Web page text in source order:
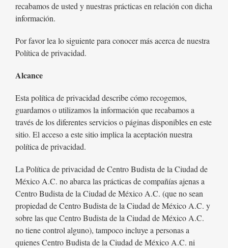
recabamos de usted y nuestras prácticas en relación con dicha
información.
Por favor lea lo siguiente para conocer más acerca de nuestra
Política de privacidad.
Alcance
Esta política de privacidad describe cómo recogemos,
guardamos o utilizamos la información que recabamos a
través de los diferentes servicios o páginas disponibles en este
sitio. El acceso a este sitio implica la aceptación nuestra
política de privacidad.
La Política de privacidad de Centro Budista de la Ciudad de
México A.C. no abarca las prácticas de compañías ajenas a
Centro Budista de la Ciudad de México A.C. (que no sean
propiedad de Centro Budista de la Ciudad de México A.C. y
sobre las que Centro Budista de la Ciudad de México A.C.
no tiene control alguno), tampoco incluye a personas a
quienes Centro Budista de la Ciudad de México A.C. ni